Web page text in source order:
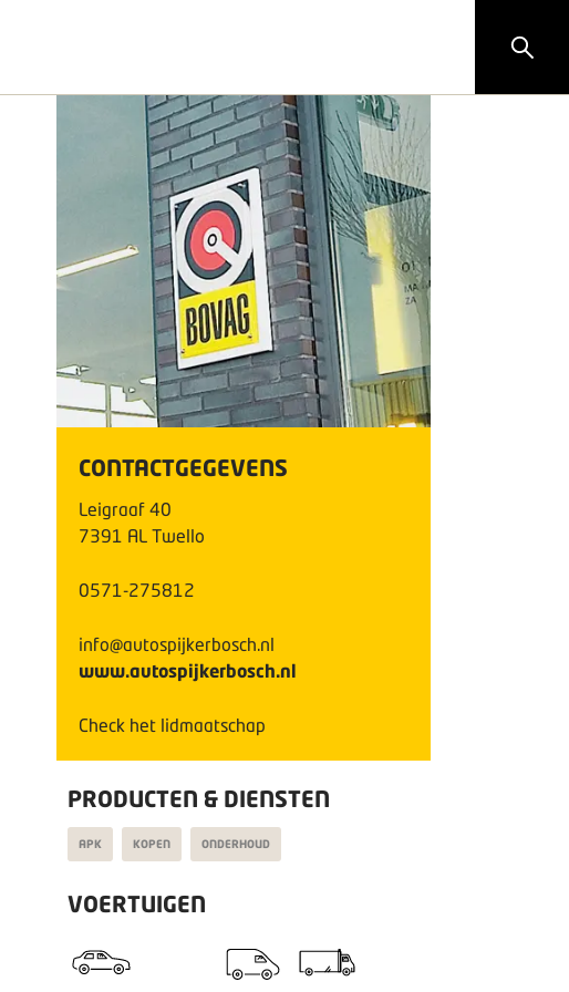
CONTACTGEGEVENS
Leigraaf 40
7391 AL Twello
0571-275812
info@autospijkerbosch.nl
www.autospijkerbosch.nl
Check het lidmaatschap
PRODUCTEN & DIENSTEN
APK KOPEN ONDERHOUD
VOERTUIGEN